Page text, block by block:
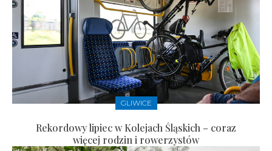
GLIWICE
Rekordowy lipiec w Kolejach Śląskich – coraz
więcej rodzin i rowerzystów